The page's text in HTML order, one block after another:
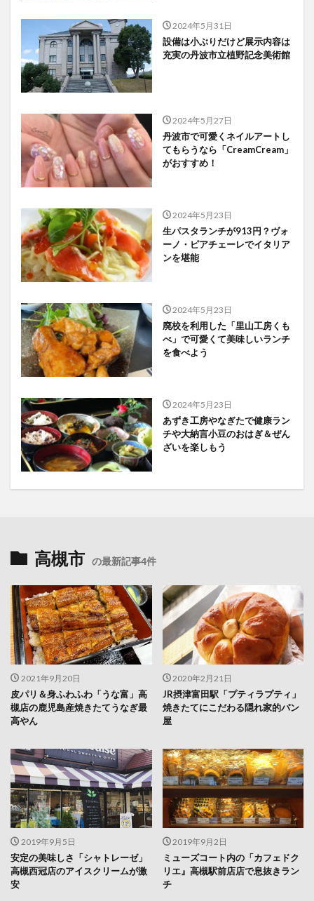
2024年5月31日
設備は小ぶりだけど展示内容は
充実の丹波市立植野記念美術館
2024年5月27日
丹波市で可愛くネイルアートし
てもらうなら「CreamCream」
がおすすめ！
2024年5月23日
生パスタランチが913円？ヴォ
ーノ・ピアチェーレでイタリア
ンを堪能
2024年5月23日
廃校を利用した「里山工房くも
べ」で可愛くて美味しいランチ
を食べよう
2024年5月23日
あずき工房やなぎたで健康ラン
チや大納言小豆のおはぎ＆ぜん
ざいを楽しもう
高槻市 の最新記事4件
2021年9月20日
皮パリ＆身ふわふわ「うな富」高
槻店の鹿児島産焼きたてうなぎ最
高やん
2020年2月21日
JR摂津富田駅「プティラプティ」
焼きたてにこだわる隠れ家的パン
屋
2019年9月5日
安定の美味しさ「シャトレーゼ」
高槻西冠店のアイスクリームが激
安
2019年9月2日
ミューズコート内の「カフェドク
リエ』高槻駅前店店で息抜きラン
チ